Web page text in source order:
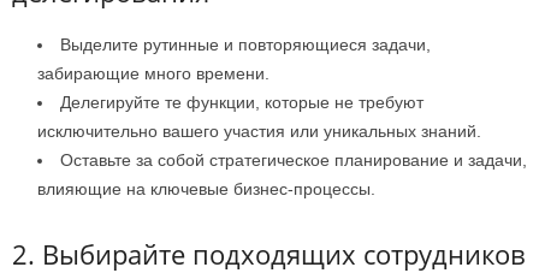
Выделите рутинные и повторяющиеся задачи,
забирающие много времени.
Делегируйте те функции, которые не требуют
исключительно вашего участия или уникальных знаний.
Оставьте за собой стратегическое планирование и задачи,
влияющие на ключевые бизнес-процессы.
2. Выбирайте подходящих сотрудников